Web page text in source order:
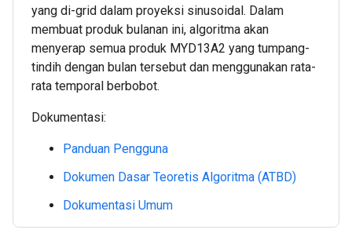
yang di-grid dalam proyeksi sinusoidal. Dalam
membuat produk bulanan ini, algoritma akan
menyerap semua produk MYD13A2 yang tumpang-
tindih dengan bulan tersebut dan menggunakan rata-
rata temporal berbobot.
Dokumentasi:
Panduan Pengguna
Dokumen Dasar Teoretis Algoritma (ATBD)
Dokumentasi Umum